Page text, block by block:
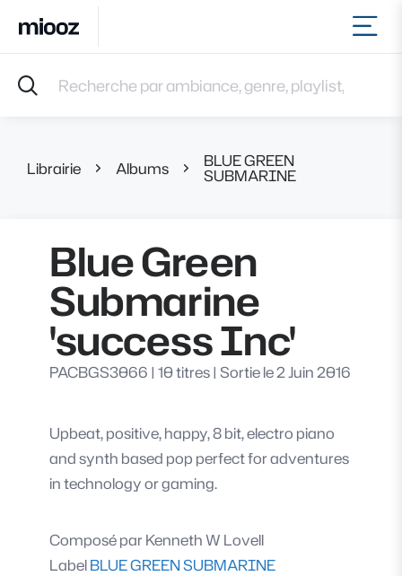
Accueil
Musiques
Playlists
Connexion
Librairie Albums BLUE GREEN
SUBMARINE
Blue Green
Submarine
'success Inc'
PACBGS3066 | 10 titres| Sortie le 2 Juin 2016
Upbeat, positive, happy, 8 bit, electro piano
and synth based pop perfect for adventures
in technology or gaming.
Composé par Kenneth W Lovell
LabelBLUE GREEN SUBMARINE